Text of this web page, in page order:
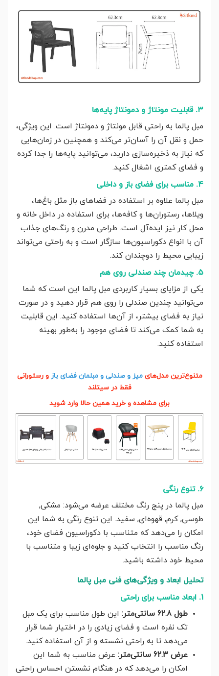
۳. قابلیت مونتاژ و دمونتاژ پایه‌ها
مبل پالما به راحتی قابل مونتاژ و دمونتاژ است. این ویژگی،
حمل و نقل آن را آسان‌تر می‌کند و همچنین در زمان‌هایی
که نیاز به ذخیره‌سازی دارید، می‌توانید پایه‌ها را جدا کرده
و فضای کمتری اشغال کنید.
۴. مناسب برای فضای باز و داخلی
مبل پالما علاوه بر استفاده در فضاهای باز مثل باغ‌ها،
ویلاها، رستوران‌ها و کافه‌ها، برای استفاده در داخل خانه و
محل کار نیز ایده‌آل است. طراحی مدرن و رنگ‌های جذاب
آن با انواع دکوراسیون‌ها سازگار است و به راحتی می‌تواند
زیبایی محیط را دوچندان کند.
۵. چیدمان چند صندلی روی هم
یکی از مزایای بسیار کاربردی مبل پالما این است که شما
می‌توانید چندین صندلی را روی هم قرار دهید و در صورت
نیاز به فضای بیشتر، از آن‌ها استفاده کنید. این قابلیت
به شما کمک می‌کند تا فضای موجود را به‌طور بهینه
استفاده کنید.
متنوع‌ترین مدل‌هایمیز و صندلی و مبلمان فضای باز و رستورانی
فقط در سیتلند
برای مشاهده و خرید همین حالا وارد شوید
۶. تنوع رنگی
مبل پالما در پنج رنگ مختلف عرضه می‌شود: مشکی,
طوسی, کرم, قهوه‌ای, سفید. این تنوع رنگی به شما این
امکان را می‌دهد که متناسب با دکوراسیون فضای خود،
رنگ مناسب را انتخاب کنید و جلوه‌ای زیبا و متناسب با
محیط خود داشته باشید.
تحلیل ابعاد و ویژگی‌های فنی مبل پالما
1. ابعاد مناسب برای راحتی
طول 62.8 سانتی‌متر:
این طول مناسب برای یک مبل
تک نفره است و فضای زیادی را در اختیار شما قرار
می‌دهد تا به راحتی نشسته و از آن استفاده کنید.
عرض 62.3 سانتی‌متر:
عرض مناسب به شما این
امکان را می‌دهد که در هنگام نشستن احساس راحتی